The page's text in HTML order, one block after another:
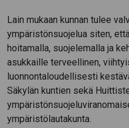
Lain mukaan kunnan tulee
ympäristönsuojelua siten,
hoitamalla, suojelemalla ja
asukkaille terveellinen,
luonnontaloudellisesti
Säkylän kuntien sekä
ympäristölautakunta.